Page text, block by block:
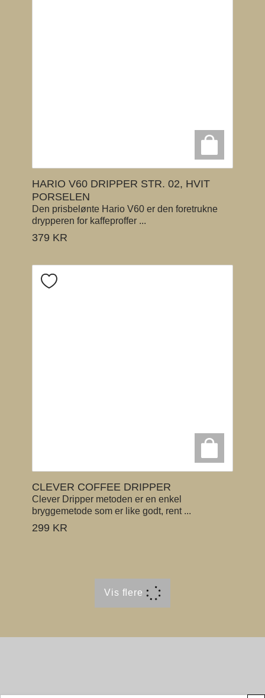
HARIO V60 DRIPPER STR. 02, HVIT
PORSELEN
Den prisbelønte Hario V60 er den foretrukne
drypperen for kaffeproffer ...
379 KR
CLEVER COFFEE DRIPPER
Clever Dripper metoden er en enkel
bryggemetode som er like godt, rent ...
299 KR
Vis ﬂere